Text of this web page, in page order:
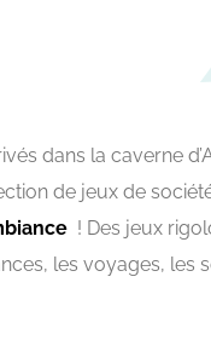
dans la caverne
de jeux de
! Des jeux
les voyages, les